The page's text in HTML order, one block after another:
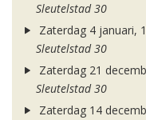
Sleutelstad 30
Zaterdag 4 januari,
Sleutelstad 30
Zaterdag 21
Sleutelstad 30
Zaterdag 14